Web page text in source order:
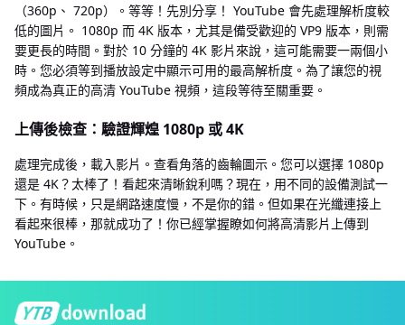
（360p、 720p）。等等！先別分享！ YouTube 會先處理解析度較
低的圖片。 1080p 而 4K 版本，尤其是備受歡迎的 VP9 版本，則需
要更長的時間。對於 10 分鐘的 4K 影片來說，這可能需要一兩個小
時。您必須等到播放設定中顯示可用的最高解析度。為了讓您的視
頻成為真正的高清 YouTube 視頻，這段等待至關重要。
上傳後檢查：驗證輝煌 1080p 或 4K
處理完成後，載入影片。查看角落的齒輪圖示。您可以選擇 1080p
還是 4K？太棒了！看起來清晰銳利嗎？現在，用不同的設備測試一
下。有時候，只是網路速度慢，不是你的錯。但如果在光纖連接上
看起來很棒，那就成功了！你已經掌握瞭如何將高清影片上傳到
YouTube。